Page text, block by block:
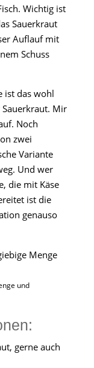
Wichtig ist
Sauerkraut
Auflauf mit
Schuss
ist das wohl
Mir
Noch
zwei
Variante
Und wer
die mit Käse
ist die
genauso
und
gerne auch